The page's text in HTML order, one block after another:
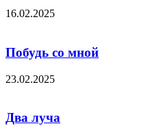
16.02.2025
Побудь со мной
23.02.2025
Два луча